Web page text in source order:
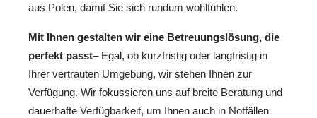
aus Polen, damit Sie sich rundum wohlfühlen.
Mit Ihnen gestalten wir eine Betreuungslösung, die
perfekt passt– Egal, ob kurzfristig oder langfristig in
Ihrer vertrauten Umgebung, wir stehen Ihnen zur
Verfügung. Wir fokussieren uns auf breite Beratung und
dauerhafte Verfügbarkeit, um Ihnen auch in Notfällen